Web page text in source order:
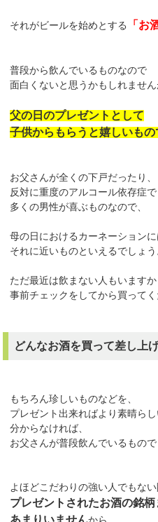
それがビールを始めとする 「お
普段から飲んでいるものなので
面白くないと思うかもしれません
父の日のプレゼントとして
子供からもらうと嬉しいもの
お父さんが全くの下戸だったり、
反対に重度のアルコール依存症で
多くの男性が喜ぶものなので、
母の日におけるカーネーションに
それに近いものといえるでしょう
ただ最近は飲まない人もいますか
事前チェックをしてから買ってく
どんなお酒を買って差し上
もちろん珍しいものなどを、
プレゼント出来ればより素晴らし
分からなければ、
お父さんが普段飲んでいるもので
よほどこだわりの強い人でもない
プレゼントされたお酒の銘
あまりいませんから。